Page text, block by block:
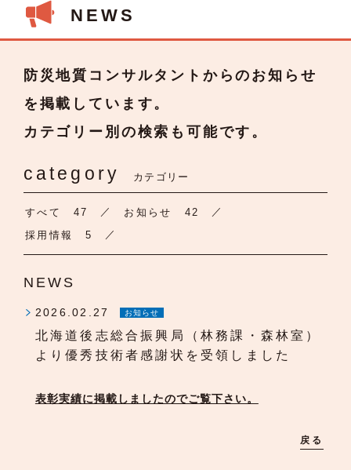
NEWS
防災地質コンサルタントからのお知らせ
を掲載しています。
カテゴリー別の検索も可能です。
category カテゴリー
すべて 47 お知らせ
42
採用情報
5
NEWS
2026.02.27 お知らせ
北海道後志総合振興局（林務課・森林室）
より優秀技術者感謝状を受領しました
表彰実績に掲載しましたのでご覧下さい。
戻る